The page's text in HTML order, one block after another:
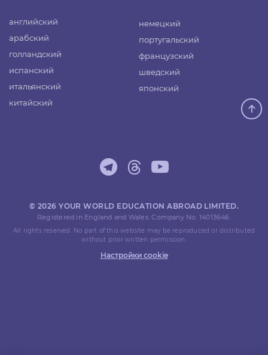
английский
арабский
голландский
испанский
итальянский
китайский
немецкий
португальский
французский
шведский
японский
© 2026 YOUR WORLD EDUCATION ABROAD LIMITED.
Registered in England and Wales. Company No. 14013646.
All rights reserved. No part of this website may be reproduced or distributed
without prior written permission.
Настройки cookie